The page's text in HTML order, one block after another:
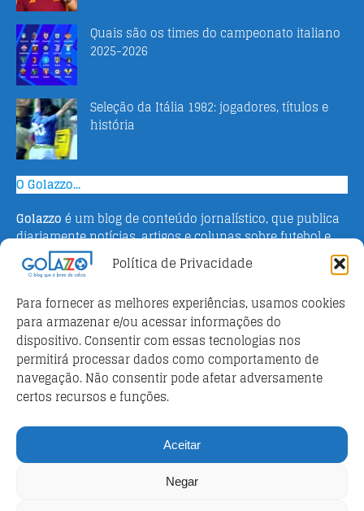
Política de Privacidade
Para fornecer as melhores experiências, usamos cookies
para armazenar e/ou acessar informações do
dispositivo. Consentir com essas tecnologias nos
permitirá processar dados como comportamento de
navegação. Não consentir pode afetar adversamente
certos recursos e funções.
Aceitar
Negar
Quais são os times do campeonato italiano
2025-2026
Seleção da Itália 1982: jogadores, títulos e
história
O Golazzo...
Golazzo é um blog de conteúdo jornalístico, que publica
diariamente notícias, artigos e colunas sobre futebol e
campeonato italiano. Fundado em 2016 pelo jornalista
Adriano Bertin, o site tem como objetivo informar o
o esporte na Itália.
Parceiros
Futebol ao vivo
Análises e prognósticos dos jogos